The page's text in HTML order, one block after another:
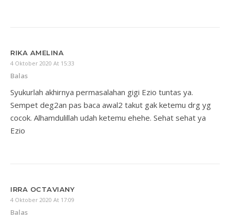
RIKA AMELINA
4 Oktober 2020 At 15:33
Balas
Syukurlah akhirnya permasalahan gigi Ezio tuntas ya.
Sempet deg2an pas baca awal2 takut gak ketemu drg yg
cocok. Alhamdulillah udah ketemu ehehe. Sehat sehat ya
Ezio
IRRA OCTAVIANY
4 Oktober 2020 At 17:09
Balas